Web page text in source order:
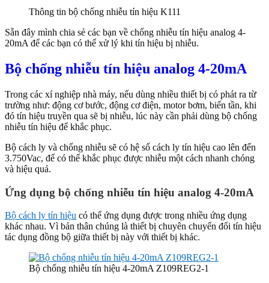
Thông tin bộ chống nhiễu tín hiệu K111
Sẵn đây mình chia sẻ các bạn về chống nhiễu tín hiệu analog 4-
20mA để các bạn có thể xử lý khi tín hiệu bị nhiễu.
Bộ chống nhiễu tín hiệu analog 4-20mA
Trong các xí nghiệp nhà máy, nếu dùng nhiều thiết bị có phát ra từ
trường như: động cơ bước, động cơ điện, motor bơm, biến tần, khi
đó tín hiệu truyền qua sẽ bị nhiễu, lúc này cần phải dùng bộ chống
nhiễu tín hiệu để khắc phục.
Bộ cách ly và chống nhiễu sẽ có hệ số cách ly tín hiệu cao lên đến
3.750Vac, để có thể khắc phục được nhiễu một cách nhanh chóng
và hiệu quả.
Ứng dụng bộ chống nhiễu tín hiệu analog 4-20mA
Bộ cách ly tín hiệu có thể ứng dụng được trong nhiều ứng dụng
khác nhau. Vì bản thân chúng là thiết bị chuyên chuyển đổi tín hiệu
tác dụng đồng bộ giữa thiết bị này với thiết bị khác.
Bộ chống nhiễu tín hiệu 4-20mA Z109REG2-1